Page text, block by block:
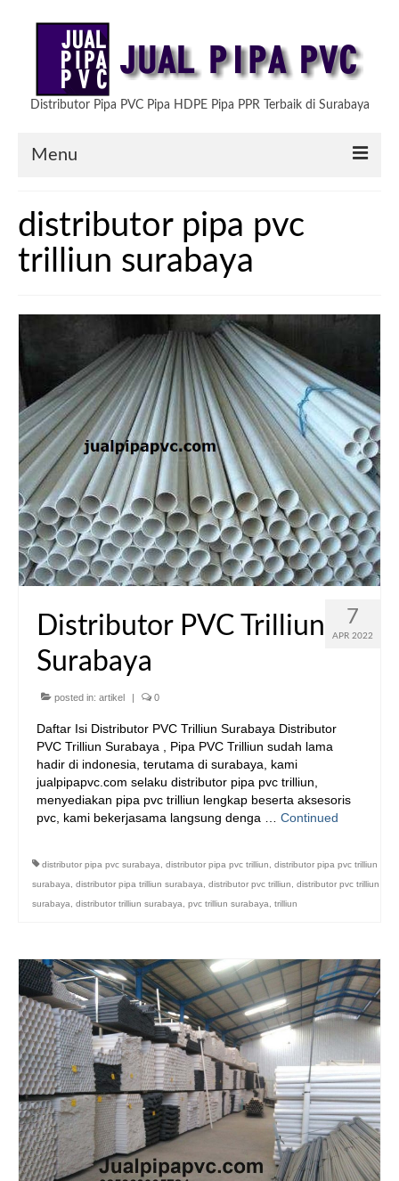
Distributor Pipa PVC Pipa HDPE Pipa PPR Terbaik di Surabaya
Menu
ARTIKEL
TESTIMONIAL
HUBUNGI KAMI
distributor pipa pvc
trilliun surabaya
7
APR 2022
Distributor PVC Trilliun
Surabaya
posted in: artikel | 0
Daftar Isi Distributor PVC Trilliun Surabaya Distributor
PVC Trilliun Surabaya , Pipa PVC Trilliun sudah lama
hadir di indonesia, terutama di surabaya, kami
jualpipapvc.com selaku distributor pipa pvc trilliun,
menyediakan pipa pvc trilliun lengkap beserta aksesoris
pvc, kami bekerjasama langsung denga … Continued
distributor pipa pvc surabaya distributor pipa pvc trilliun
distributor pipa pvc trilliun
surabaya
distributor pipa trilliun surabaya distributor pvc trilliun
distributor pvc trilliun
surabaya
distributor trilliun surabaya pvc trilliun surabaya trilliun